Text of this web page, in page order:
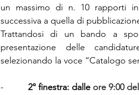
un massimo di n. 10 rapporti
successiva a quella di
Trattandosi di un bando a
presentazione delle
selezionando la voce “Catalogo
- 2° finestra: dalle ore 9:00